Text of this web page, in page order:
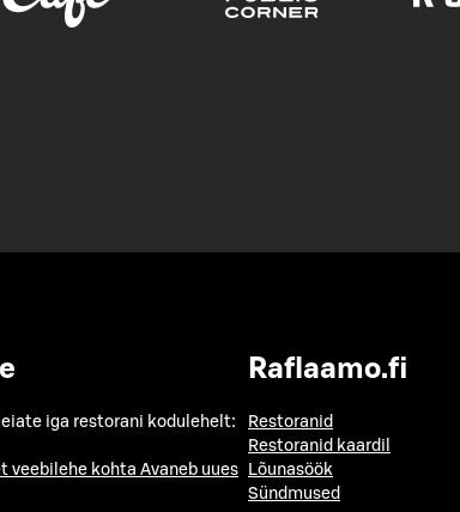
iga restorani kodulehelt:
veebilehe kohta Avaneb uues
Raflaamo.fi
Restoranid
Restoranid kaardil
Lõunasöök
Sündmused